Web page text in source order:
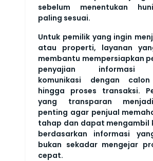
sebelum menentukan
paling sesuai.
Untuk pemilik yang ingin
atau properti, layanan
membantu mempersiapkan
penyajian informasi
komunikasi dengan
hingga proses transaksi.
yang transparan
penting agar penjual
tahap dan dapat mengambil
berdasarkan informasi
bukan sekadar mengejar
cepat.